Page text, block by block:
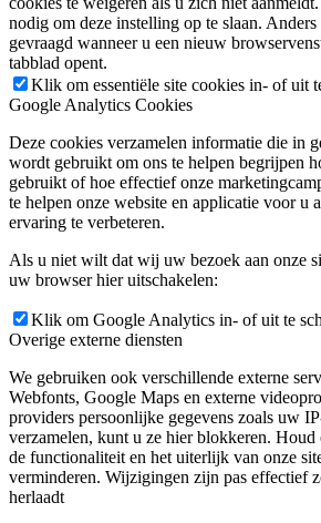
nodig om deze instelling op te slaan.
gevraagd wanneer u een nieuw
tabblad opent.
Klik om essentiële site cookies in- of uit
Google Analytics Cookies
Deze cookies verzamelen informatie die in
wordt gebruikt om ons te helpen begrijpen
gebruikt of hoe effectief onze
te helpen onze website en applicatie voor u
ervaring te verbeteren.
Als u niet wilt dat wij uw bezoek aan onze
uw browser hier uitschakelen:
Klik om Google Analytics in- of uit te
Overige externe diensten
We gebruiken ook verschillende externe
Webfonts, Google Maps en externe
providers persoonlijke gegevens zoals uw
verzamelen, kunt u ze hier blokkeren. Houd
de functionaliteit en het uiterlijk van onze
verminderen. Wijzigingen zijn pas effectief
herlaadt